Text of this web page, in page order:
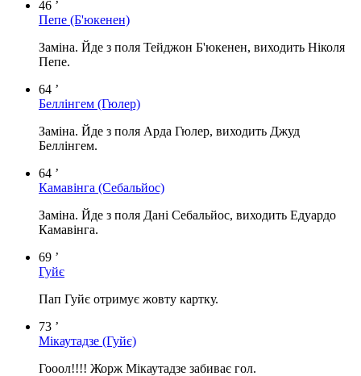
46 ’
Пепе (Б'юкенен)
Заміна. Йде з поля Тейджон Б'юкенен, виходить Ніколя
Пепе.
64 ’
Беллінгем (Гюлер)
Заміна. Йде з поля Арда Гюлер, виходить Джуд
Беллінгем.
64 ’
Камавінга (Себальйос)
Заміна. Йде з поля Дані Себальйос, виходить Едуардо
Камавінга.
69 ’
Гуйє
Пап Гуйє отримує жовту картку.
73 ’
Мікаутадзе (Гуйє)
Гооол!!!! Жорж Мікаутадзе забиває гол.